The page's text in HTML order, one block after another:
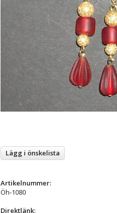
Lägg i önskelista
Artikelnummer:
Öh-1080
Direktlänk: